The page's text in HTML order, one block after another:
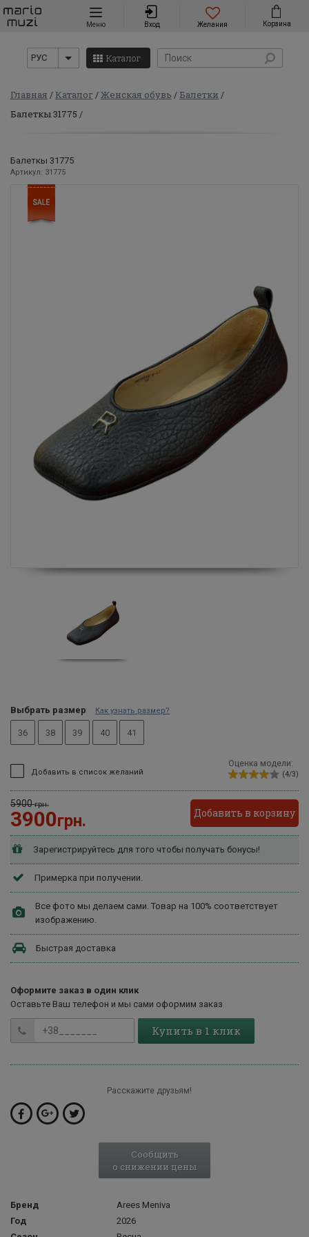
Навигация
Меню Вход Желания Корзина
РУС Каталог
Главная Каталог Женская обувь
Балетки
Балеткы 31775
Балеткы 31775
Артикул: 31775
Выбрать размер Как узнать размер?
36 38 39 40 41
Добавить в список желаний
Оценка модели:
(4/3)
5900грн.
3900грн. Добавить в корзину
Зарегистрируйтесь для того чтобы получать бонусы!
Примерка при получении.
Все фото мы делаем сами. Товар на 100% соответствует
изображению.
Быстрая доставка
Оформите заказ в один клик
Оставьте Ваш телефон и мы сами оформим заказ
Купить в 1 клик
Расскажите друзьям!
Сообщить
о снижении цены
Бренд
Arees Meniva
Год
2026